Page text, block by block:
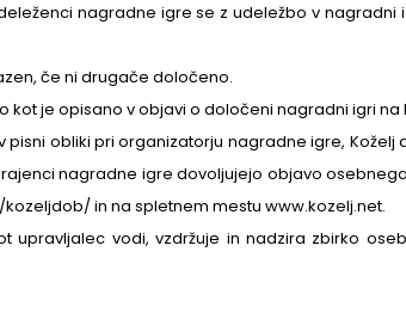
nagradne igre se z udeležbo v
če ni drugače določeno.
kot je opisano v objavi o določeni nagradni igri
obliki pri organizatorju nagradne igre, Koželj
nagradne igre dovoljujejo objavo
in na spletnem mestu www.kozelj.net.
upravljalec vodi, vzdržuje in nadzira zbirko